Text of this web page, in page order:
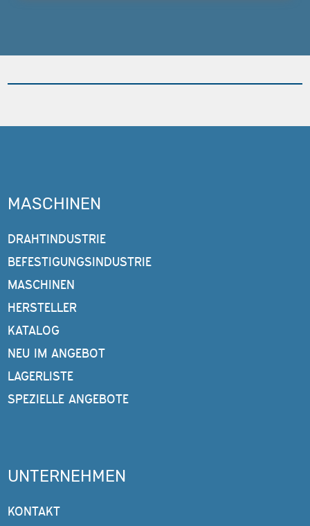
MASCHINEN
DRAHTINDUSTRIE
BEFESTIGUNGSINDUSTRIE
MASCHINEN
HERSTELLER
KATALOG
NEU IM ANGEBOT
LAGERLISTE
SPEZIELLE ANGEBOTE
UNTERNEHMEN
KONTAKT